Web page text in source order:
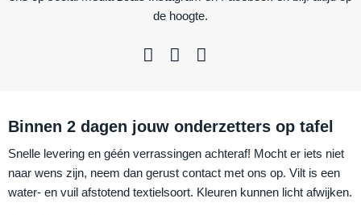
de hoogte.
Binnen 2 dagen jouw onderzetters op tafel
Snelle levering en géén verrassingen achteraf! Mocht er iets niet
naar wens zijn, neem dan gerust contact met ons op. Vilt is een
water- en vuil afstotend textielsoort. Kleuren kunnen licht afwijken.